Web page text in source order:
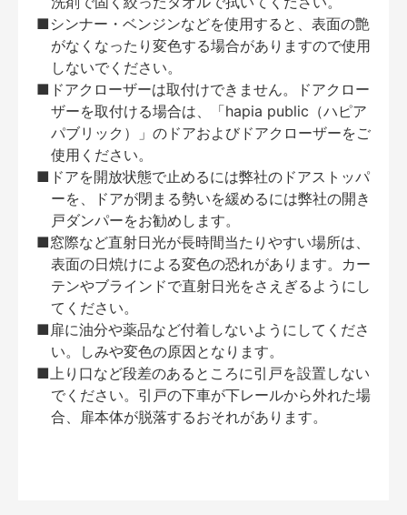
■シンナー・ベンジンなどを使用すると、表面の艶
がなくなったり変色する場合がありますので使用
しないでください。
■ドアクローザーは取付けできません。ドアクロー
ザーを取付ける場合は、「hapia public（ハピア
パブリック）」のドアおよびドアクローザーをご
使用ください。
■ドアを開放状態で止めるには弊社のドアストッパ
ーを、ドアが閉まる勢いを緩めるには弊社の開き
戸ダンパーをお勧めします。
■窓際など直射日光が長時間当たりやすい場所は、
表面の日焼けによる変色の恐れがあります。カー
テンやブラインドで直射日光をさえぎるようにし
てください。
■扉に油分や薬品など付着しないようにしてくださ
い。しみや変色の原因となります。
■上り口など段差のあるところに引戸を設置しない
でください。引戸の下車が下レールから外れた場
合、扉本体が脱落するおそれがあります。